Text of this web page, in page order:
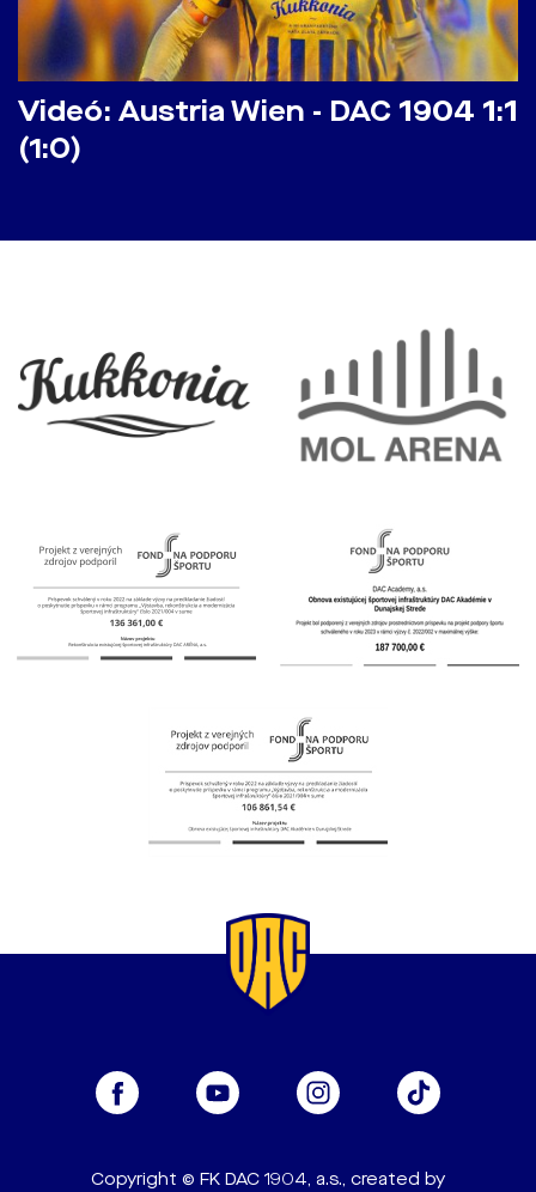
Videó: Austria Wien - DAC 1904 1:1
(1:0)
Copyright © FK DAC 1904, a.s., created by